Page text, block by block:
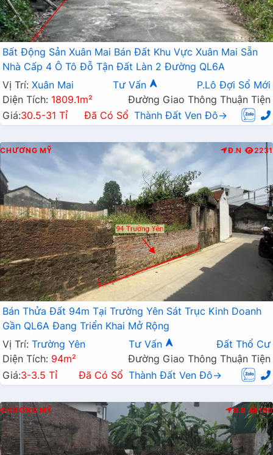
Bất Động Sản Xuân Mai Bán Đất Khu Vực Xuân Mai Sẵn
Nhà Cấp 4 Ô Tô Đỗ Tận Đất Làn 2 Đường QL6A
Vị Trí: Xuân Mai Tư Vấn
P.Lô Đợi Sổ Mới
Diện Tích: 1809.1m²
Đường Giao Thông Thuận Tiện
Giá:30.5-31 Tỉ Đã Có Sổ Thành Đất Ven Đô→
CHƯƠNG MỸ Đ.N 2231
Bán Thửa Đất 94m Tại Trường Yên Sát Trục Kinh Doanh
Gần QL6A Đang Triển Khai Mở Rộng
Vị Trí: Trường Yên Tư Vấn
Đất Thổ Cư
Diện Tích: 94m²
Đường Giao Thông Thuận Tiện
Giá:3-3.5 Tỉ Đã Có Sổ Thành Đất Ven Đô→
CHƯƠNG MỸ Đ.B 180